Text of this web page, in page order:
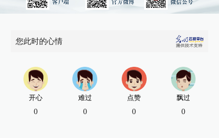
您此时的心情
开心
0
难过
0
点赞
0
飘过
0